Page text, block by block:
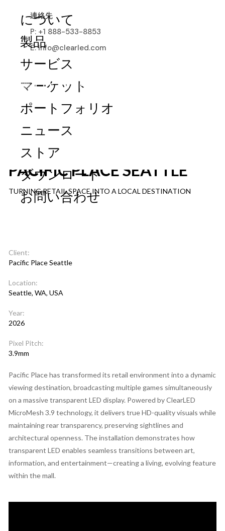
について
製品
サービス
マーケット
ポートフォリオ
ニュース
ストア
ダウンロード
お問い合わせ
連絡先
P: +1 888-533-8853
E: info@clearled.com
PACIFIC PLACE SEATTLE
TURNING RETAIL SPACE INTO A LOCAL DESTINATION
Client:
Pacific Place Seattle
Location:
Seattle, WA, USA
Year:
2026
Pixel Pitch:
3.9mm
Pacific Place has transformed its retail environment into a dynamic
viewing destination, broadcasting multiple games simultaneously
on a massive transparent LED display. Powered by ClearLED
MicroMesh 3.9 technology, it delivers true HD-quality visuals while
maintaining rear transparency, preserving sightlines and
architectural openness. The installation demonstrates how
transparent LED enables seamless transitions between art,
information, and entertainment—creating a living, evolving feature
within the mall.